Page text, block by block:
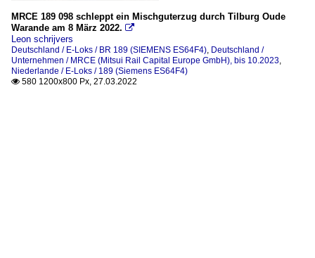
MRCE 189 098 schleppt ein Mischguterzug durch Tilburg Oude
Warande am 8 März 2022. 
Leon schrijvers
Deutschland / E-Loks / BR 189 (SIEMENS ES64F4), Deutschland /
Unternehmen / MRCE (Mitsui Rail Capital Europe GmbH), bis 10.2023,
Niederlande / E-Loks / 189 (Siemens ES64F4)
 580 1200x800 Px, 27.03.2022